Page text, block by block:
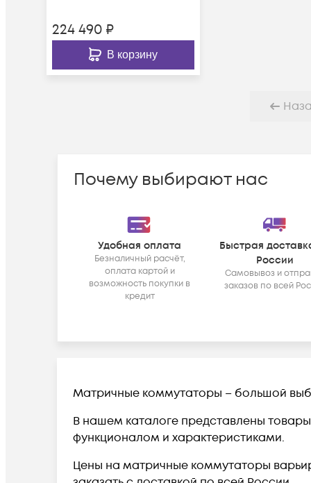
224 490 ₽
В корзину
Почему выбирают нас
Удобная оплата
Безналичный расчёт,
оплата картой и
возможность покупки в
кредит
Быстрая
России
Самовывоз и
заказов по всей
Матричные коммутаторы – большой
В нашем каталоге представлены
функционалом и характеристиками.
Цены на матричные коммутаторы